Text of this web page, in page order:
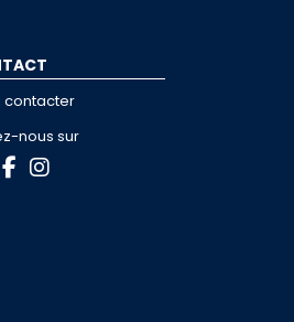
contacter
nous sur